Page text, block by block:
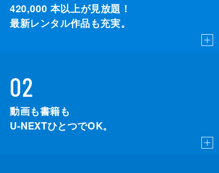
420,000 本以上が見放題！
最新レンタル作品も充実。
02
動画も書籍も
U-NEXTひとつでOK。